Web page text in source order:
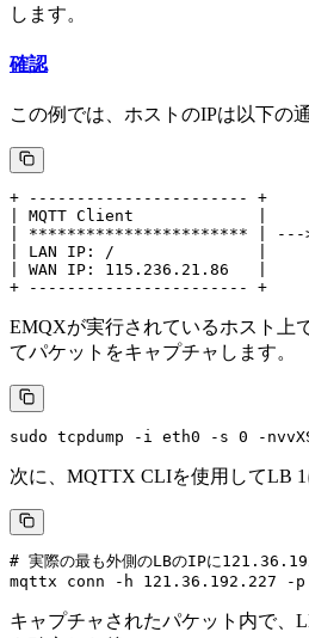
します。
確認
この例では、ホストのIPは以下の
+ ----------------------- +
| MQTT Client             |
| *********************** |
| LAN IP: /               |      |
| WAN IP: 115.236.21.86
EMQXが実行されているホスト上
てパケットをキャプチャします。
次に、MQTTX CLIを使用してLB 1
# 実際の最も外側のLBのIPに
キャプチャされたパケット内で、